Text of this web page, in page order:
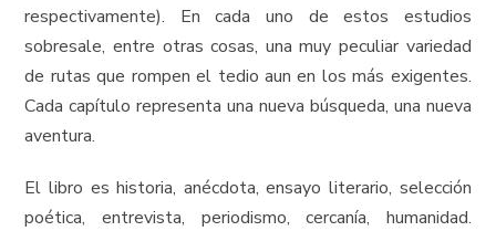
respectivamente). En cada uno de estos estudios
sobresale, entre otras cosas, una muy peculiar variedad
de rutas que rompen el tedio aun en los más exigentes.
Cada capítulo representa una nueva búsqueda, una nueva
aventura.
El libro es historia, anécdota, ensayo literario, selección
poética, entrevista, periodismo, cercanía, humanidad.